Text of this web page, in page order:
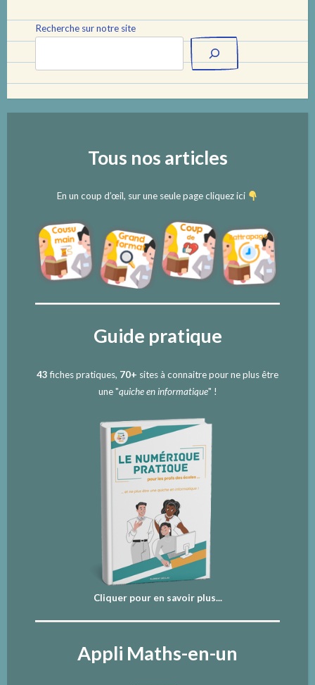
Recherche sur notre site
Tous nos articles
En un coup d’œil, sur une seule page cliquez ici
Guide pratique
43fiches pratiques, 70+ sites à connaitre pour ne plus être
une "quiche en informatique" !
Cliquer pour en savoir plus...
Appli Maths-en-un